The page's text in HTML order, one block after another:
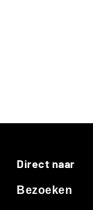
Direct naar
Bezoeken